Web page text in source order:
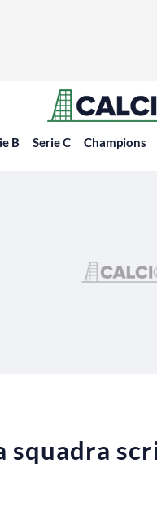
B Serie C Champions
squadra